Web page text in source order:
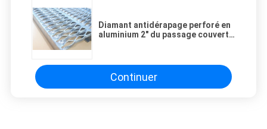
Diamant antidérapage perforé en
aluminium 2" du passage couvert 3
Continuer